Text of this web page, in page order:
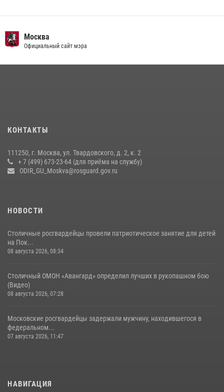
чемпионат по самбо (виео)
15 июля 2026, 14:00 8
матче в Москве обеспечила Росгвардия (видео)
Росгвардецы проверили места массового пребывания молодежи в
Москва
Официальный сайт мэра
КОНТАКТЫ
111250, г. Москва, ул. Твардовского, д. 2, к. 2
+ 7 (499) 673-23-64 (для приёма на службу)
ODIR_GU_Moskva@rosguard.gov.ru
НОВОСТИ
Столичные росгвардейцы провели патриотическое занятие для детей
на Пок...
08 августа 2026, 08:34
Столичный ОМОН «Авангард» определил лучших в рукопашном бою
(Видео)
08 августа 2026, 07:28
Московские росгвардейцы задержали мужчину, находившегося в
федеральном...
07 августа 2026, 11:47
НАВИГАЦИЯ